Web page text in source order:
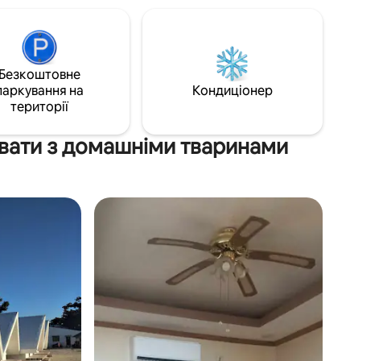
Безкоштовне
на
території
Кондиціонер
з домашніми тваринами